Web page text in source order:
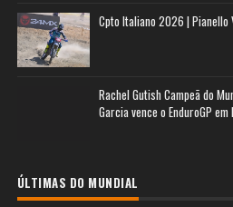
Cpto Italiano 2026 | Pianello
Rachel Gutish Campeã do
Garcia vence o EnduroGP em
ÚLTIMAS DO MUNDIAL